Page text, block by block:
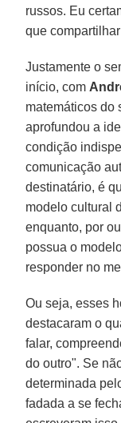
russos. Eu
que
Justamente o
início, com
matemáticos do
aprofundou a
condição
comunicação
destinatário, é
modelo cultural
enquanto, por
possua o
responder no
Ou seja, esses
destacaram o
falar,
do outro". Se
determinada
fadada a se